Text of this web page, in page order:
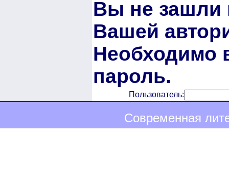
Вы не зашли
Вашей
Необходимо
пароль.
Пользователь:
Современная